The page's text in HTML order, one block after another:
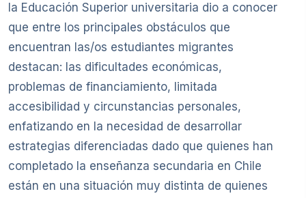
la Educación Superior universitaria dio a conocer
que entre los principales obstáculos que
encuentran las/os estudiantes migrantes
destacan: las dificultades económicas,
problemas de financiamiento, limitada
accesibilidad y circunstancias personales,
enfatizando en la necesidad de desarrollar
estrategias diferenciadas dado que quienes han
completado la enseñanza secundaria en Chile
están en una situación muy distinta de quienes